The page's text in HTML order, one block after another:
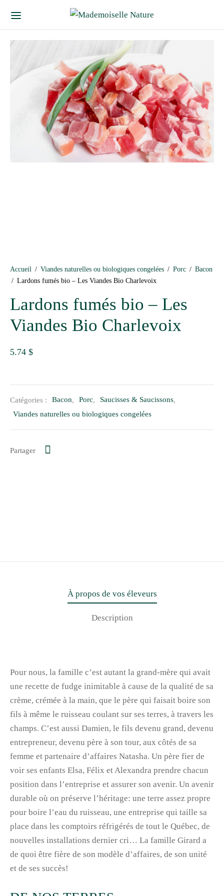
Accueil / Viandes naturelles ou biologiques congelées / Porc / Bacon
/ Lardons fumés bio – Les Viandes Bio Charlevoix
Lardons fumés bio – Les
Viandes Bio Charlevoix
5.74 $
Catégories : Bacon, Porc, Saucisses & Saucissons,
Viandes naturelles ou biologiques congelées
Partager
À propos de vos éleveurs
Description
Pour nous, la famille c’est autant la grand-mère qui avait
une recette de fudge inimitable à cause de la qualité de sa
crème, crémée à la main, que le père qui faisait boire son
fils à même le ruisseau coulant sur ses terres, à travers les
champs. C’est aussi Damien, le fils devenu grand, devenu
entrepreneur, devenu père à son tour, aux côtés de sa
femme et partenaire d’affaires Natasha. Un père fier de
voir ses enfants Elsa, Félix et Alexandra prendre chacun
position dans l’entreprise et assurer son avenir. Un avenir
durable où on préserve l’héritage: une terre assez propre
pour boire l’eau du ruisseau, une entreprise qui taille sa
place dans les comptoirs réfrigérés de tout le Québec, de
nouvelles installations dernier cri… La famille Girard a
de quoi être fière de son modèle d’affaires, de son unité
et de ses succès!